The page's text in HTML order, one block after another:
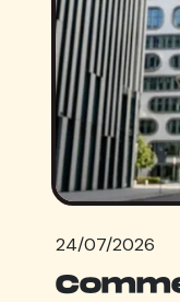
24/07/2026